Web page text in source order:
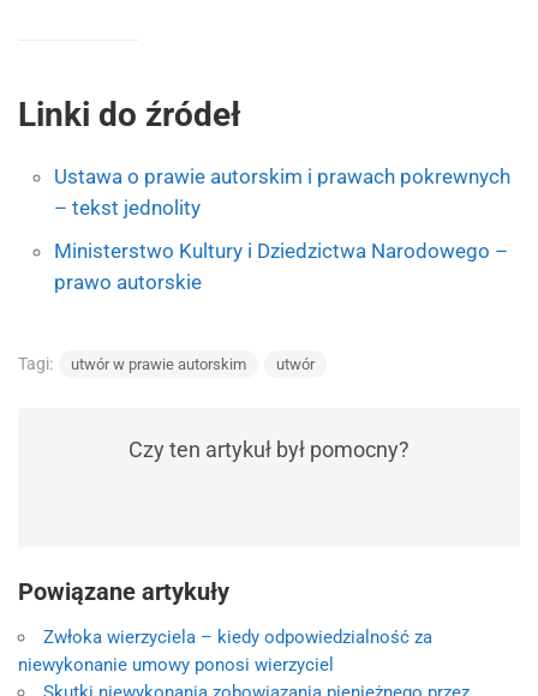
Linki do źródeł
Ustawa o prawie autorskim i prawach pokrewnych
– tekst jednolity
Ministerstwo Kultury i Dziedzictwa Narodowego –
prawo autorskie
Tagi: utwór w prawie autorskim utwór
Czy ten artykuł był pomocny?
Powiązane artykuły
Zwłoka wierzyciela – kiedy odpowiedzialność za
niewykonanie umowy ponosi wierzyciel